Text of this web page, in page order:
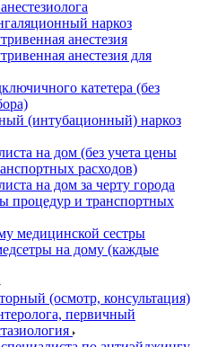
наркоз
анестезия
анестезия для
катетера (без
(интубационный) наркоз
на дом (без учета цены
расходов)
на дом за черту города
процедур и транспортных
медицинской сестры
на дому (каждые
(осмотр, консультация)
первичный